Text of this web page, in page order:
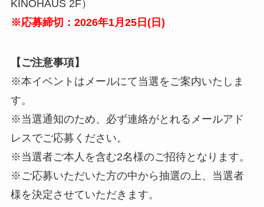
KINOHAUS 2F）
※応募締切：2026年1月25日(日)
【ご注意事項】
※本イベントはメールにて当選をご案内いたしま
す。
※当選通知のため、必ず連絡がとれるメールアド
レスでご応募ください。
※当選者ご本人を含む2名様のご招待となります。
※ご応募いただいた方の中から抽選の上、当選者
様を決定させていただきます。